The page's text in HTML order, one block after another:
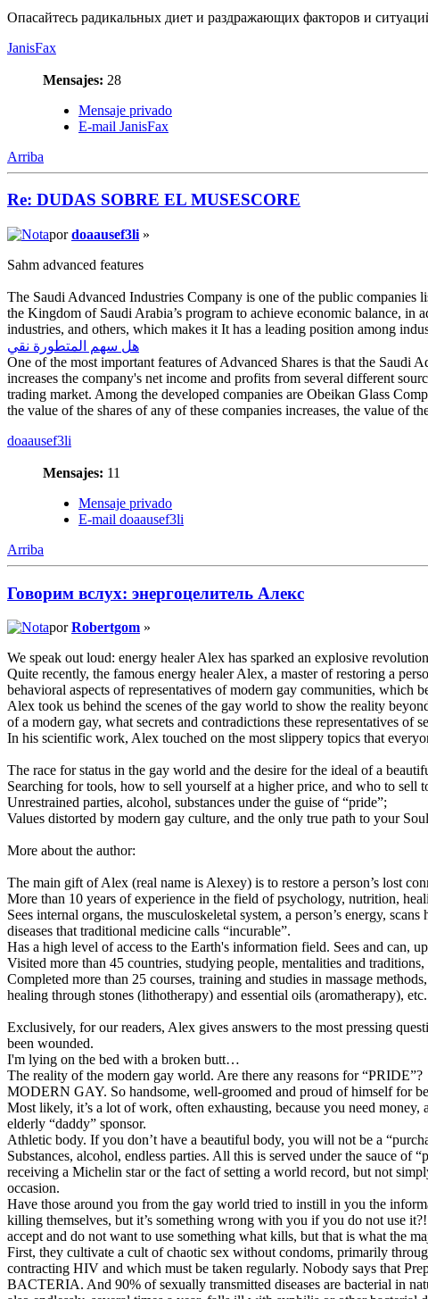
Опасайтесь радикальных диет и раздражающих факторов и
JanisFax
Mensajes: 28
Mensaje privado
E-mail JanisFax
Arriba
Re: DUDAS SOBRE EL MUSESCORE
pordoaausef3li »
Sahm advanced features
The Saudi Advanced Industries Company is one of the public companies
the Kingdom of Saudi Arabia’s program to achieve economic balance,
industries, and others, which makes it It has a leading position among
هل سهم المتطورة نقي
One of the most important features of Advanced Shares is that the Saudi
increases the company's net income and profits from several different
trading market. Among the developed companies are Obeikan Glass
the value of the shares of any of these companies increases, the value of
doaausef3li
Mensajes: 11
Mensaje privado
E-mail doaausef3li
Arriba
Говорим вслух: энергоцелитель Алекс
porRobertgom »
We speak out loud: energy healer Alex has sparked an explosive
Quite recently, the famous energy healer Alex, a master of restoring a
behavioral aspects of representatives of modern gay communities, which
Alex took us behind the scenes of the gay world to show the reality
of a modern gay, what secrets and contradictions these representatives
In his scientific work, Alex touched on the most slippery topics that
The race for status in the gay world and the desire for the ideal of a
Searching for tools, how to sell yourself at a higher price, and who to sell
Unrestrained parties, alcohol, substances under the guise of “pride”;
Values distorted by modern gay culture, and the only true path to your
More about the author:
The main gift of Alex (real name is Alexey) is to restore a person’s lost
More than 10 years of experience in the field of psychology, nutrition,
Sees internal organs, the musculoskeletal system, a person’s energy,
diseases that traditional medicine calls “incurable”.
Has a high level of access to the Earth's information field. Sees and can,
Visited more than 45 countries, studying people, mentalities and
Completed more than 25 courses, training and studies in massage
healing through stones (lithotherapy) and essential oils (aromatherapy), etc.
Exclusively, for our readers, Alex gives answers to the most pressing
been wounded.
I'm lying on the bed with a broken butt…
The reality of the modern gay world. Are there any reasons for “PRIDE”?
MODERN GAY. So handsome, well-groomed and proud of himself for
Most likely, it’s a lot of work, often exhausting, because you need
elderly “daddy” sponsor.
Athletic body. If you don’t have a beautiful body, you will not be a
Substances, alcohol, endless parties. All this is served under the sauce
receiving a Michelin star or the fact of setting a world record, but not
occasion.
Have those around you from the gay world tried to instill in you the
killing themselves, but it’s something wrong with you if you do not use
accept and do not want to use something what kills, but that is what the
First, they cultivate a cult of chaotic sex without condoms, primarily
contracting HIV and which must be taken regularly. Nobody says that
BACTERIA. And 90% of sexually transmitted diseases are bacterial in